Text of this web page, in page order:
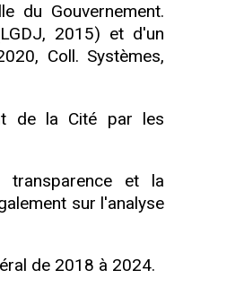
du Gouvernement.
2015) et d'un
Coll. Systèmes,
de la Cité par les
et la
sur l'analyse
de 2018 à 2024.